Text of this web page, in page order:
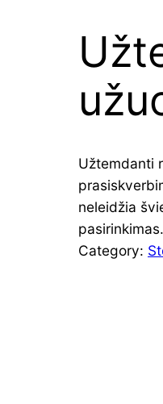
Užtemdanti
neleidžia
pasirinkimas.
Category: